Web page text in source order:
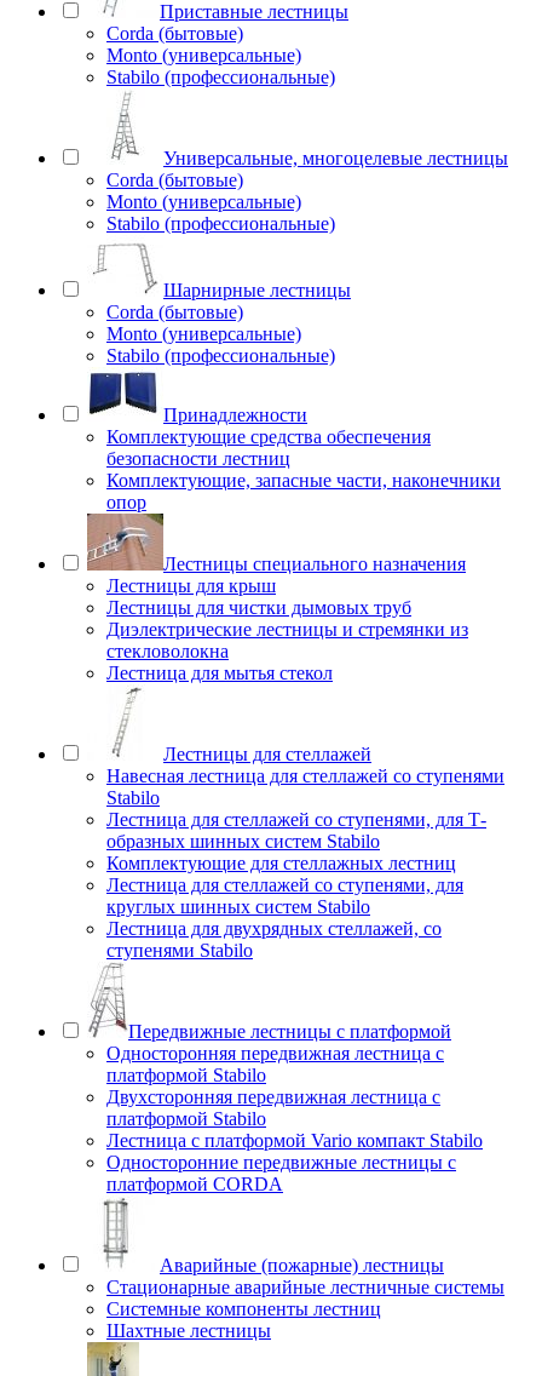
Приставные лестницы
Corda (бытовые)
Monto (универсальные)
Stabilo (профессиональные)
Универсальные, многоцелевые лестницы
Corda (бытовые)
Monto (универсальные)
Stabilo (профессиональные)
Шарнирные лестницы
Corda (бытовые)
Monto (универсальные)
Stabilo (профессиональные)
Принадлежности
Комплектующие средства обеспечения
безопасности лестниц
Комплектующие, запасные части, наконечники
опор
Лестницы специального назначения
Лестницы для крыш
Лестницы для чистки дымовых труб
Диэлектрические лестницы и стремянки из
стекловолокна
Лестница для мытья стекол
Лестницы для стеллажей
Навесная лестница для стеллажей со ступенями
Stabilo
Лестница для стеллажей со ступенями, для Т-
образных шинных систем Stabilo
Комплектующие для стеллажных лестниц
Лестница для стеллажей со ступенями, для
круглых шинных систем Stabilo
Лестница для двухрядных стеллажей, со
ступенями Stabilo
Передвижные лестницы с платформой
Односторонняя передвижная лестница с
платформой Stabilo
Двухсторонняя передвижная лестница с
платформой Stabilo
Лестница с платформой Vario компакт Stabilo
Односторонние передвижные лестницы с
платформой CORDA
Аварийные (пожарные) лестницы
Стационарные аварийные лестничные системы
Системные компоненты лестниц
Шахтные лестницы